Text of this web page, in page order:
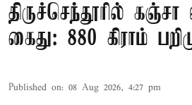
திருச்செந்தூரில்
கைது: 880 கிராம்
Published on: 08 Aug 2026, 4:27 pm